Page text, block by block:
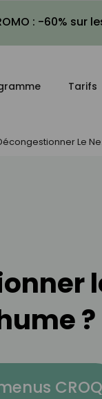
: -60% sur
Tarifs
Le
?
CROQ